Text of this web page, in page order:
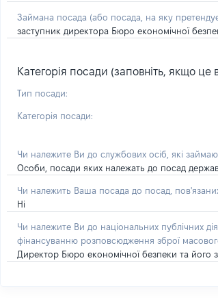
Займана посада (або посада, на яку
заступник директора Бюро економічної
Категорія посади (заповніть, якщо це
Тип посади:
Категорія посади:
Чи належите Ви до службових осіб, які
Особи, посади яких належать до посад
Чи належить Ваша посада до посад,
Ні
Чи належите Ви до національних публічних
фінансуванню розповсюдження зброї
Директор Бюро економічної безпеки та його